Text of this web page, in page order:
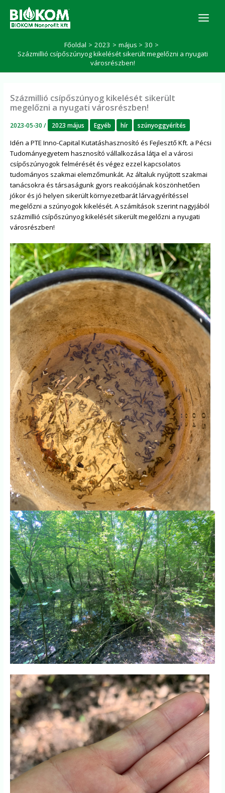
content
Főoldal 2023 május
30
Százmillió csípőszúnyog kikelését sikerült megelőzni a nyugati
városrészben!
Százmillió csípőszúnyog kikelését sikerült
megelőzni a nyugati városrészben!
2023-05-30/ 2023 május Egyéb hír szúnyoggyérítés
Idén a PTE Inno-Capital Kutatáshasznosító és Fejlesztő Kft. a Pécsi
Tudományegyetem hasznosító vállalkozása látja el a városi
csípőszúnyogok felmérését és végez ezzel kapcsolatos
tudományos szakmai elemzőmunkát. Az általuk nyújtott szakmai
tanácsokra és társaságunk gyors reakciójának köszönhetően
jókor és jó helyen sikerült környezetbarát lárvagyérítéssel
megelőzni a szúnyogok kikelését. A számítások szerint nagyjából
százmillió csípőszúnyog kikelését sikerült megelőzni a nyugati
városrészben!
e
r
é